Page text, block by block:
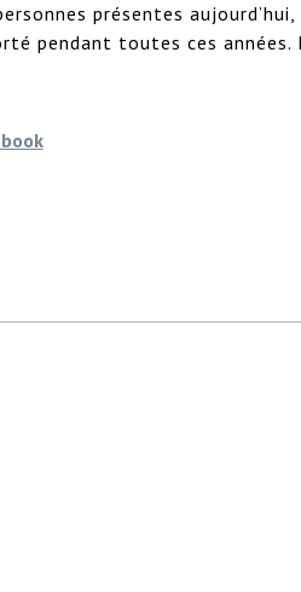
présentes
pendant toutes ces